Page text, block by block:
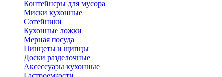
Контейнеры для мусора
Миски кухонные
Сотейники
Кухонные ложки
Мерная посуда
Пинцеты и щипцы
Доски разделочные
Аксессуары кухонные
Гастроемкости